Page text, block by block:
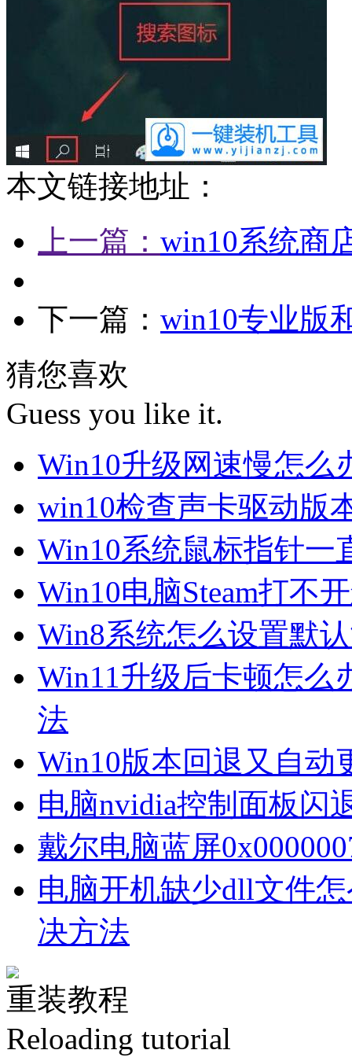
本文链接地址：
上一篇： win10系统商
下一篇： win10专业版
猜您喜欢
Guess you like it.
Win10升级网速慢怎么
win10检查声卡驱动版
Win10系统鼠标指针一
Win10电脑Steam打不
Win8系统怎么设置默
Win11升级后卡顿怎么
法
Win10版本回退又自动
电脑nvidia控制面板闪
戴尔电脑蓝屏
电脑开机缺少dll文件
决方法
重装教程
Reloading tutorial